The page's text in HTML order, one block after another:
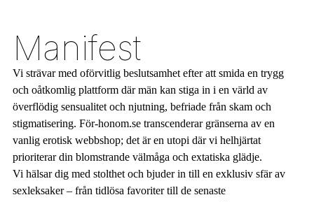
Manifest
Vi strävar med oförvitlig beslutsamhet efter att smida en trygg
och oåtkomlig plattform där män kan stiga in i en värld av
överflödig sensualitet och njutning, befriade från skam och
stigmatisering. För-honom.se transcenderar gränserna av en
vanlig erotisk webbshop; det är en utopi där vi helhjärtat
prioriterar din blomstrande välmåga och extatiska glädje.
Vi hälsar dig med stolthet och bjuder in till en exklusiv sfär av
sexleksaker – från tidlösa favoriter till de senaste